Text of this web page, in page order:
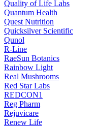
Quality of Life Labs
Quantum Health
Quest Nutrition
Quicksilver Scientific
Qunol
R-Line
RaeSun Botanics
Rainbow Light
Real Mushrooms
Red Star Labs
REDCON1
Reg Pharm
Rejuvicare
Renew Life